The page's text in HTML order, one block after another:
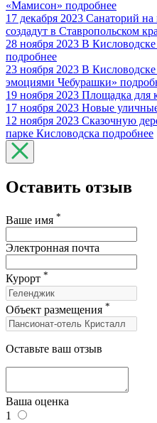
«Мамисон» подробнее
17 декабря 2023 Санаторий на
создадут в Ставропольском
28 ноября 2023 В
подробнее
23 ноября 2023 В Кисловодске
эмоциями Чебурашки»
19 ноября 2023 Площадка для
17 ноября 2023 Новые
12 ноября 2023 Сказочную
парке Кисловодска подробнее
Оставить отзыв
Ваше имя *
Электронная почта
Курорт *
Объект размещения *
Оставьте ваш отзыв
Ваша оценка
1